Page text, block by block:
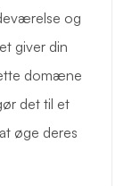
og
giver din
domæne
det til et
øge deres